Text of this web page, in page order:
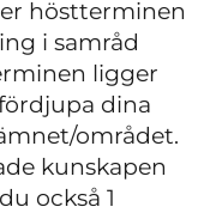
höstterminen
i samråd
ligger
dina
området.
kunskapen
också 1